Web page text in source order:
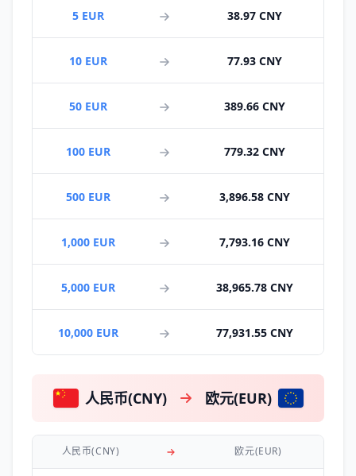
5 EUR 38.97 CNY
10 EUR 77.93 CNY
50 EUR 389.66 CNY
100 EUR 779.32 CNY
500 EUR 3,896.58 CNY
1,000 EUR 7,793.16 CNY
5,000 EUR 38,965.78 CNY
10,000 EUR 77,931.55 CNY
人民币(CNY) 欧元(EUR)
人民币(CNY) 欧元(EUR)